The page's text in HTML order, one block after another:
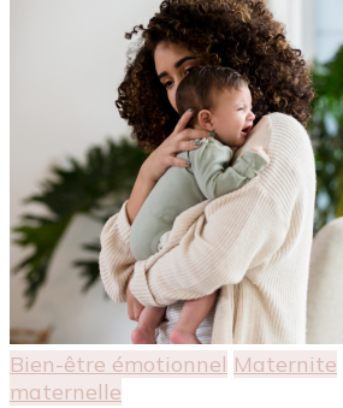
Bien-être émotionnel Maternite
maternelle